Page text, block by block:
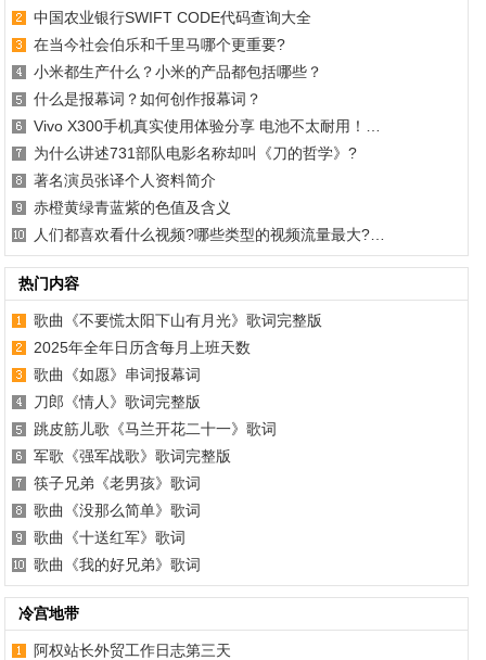
中国农业银行SWIFT CODE代码查询大全
在当今社会伯乐和千里马哪个更重要?
小米都生产什么？小米的产品都包括哪些？
什么是报幕词？如何创作报幕词？
Vivo X300手机真实使用体验分享 电池不太耐用！…
为什么讲述731部队电影名称却叫《刀的哲学》?
著名演员张译个人资料简介
赤橙黄绿青蓝紫的色值及含义
人们都喜欢看什么视频?哪些类型的视频流量最大?…
热门内容
歌曲《不要慌太阳下山有月光》歌词完整版
2025年全年日历含每月上班天数
歌曲《如愿》串词报幕词
刀郎《情人》歌词完整版
跳皮筋儿歌《马兰开花二十一》歌词
军歌《强军战歌》歌词完整版
筷子兄弟《老男孩》歌词
歌曲《没那么简单》歌词
歌曲《十送红军》歌词
歌曲《我的好兄弟》歌词
冷宫地带
阿权站长外贸工作日志第三天